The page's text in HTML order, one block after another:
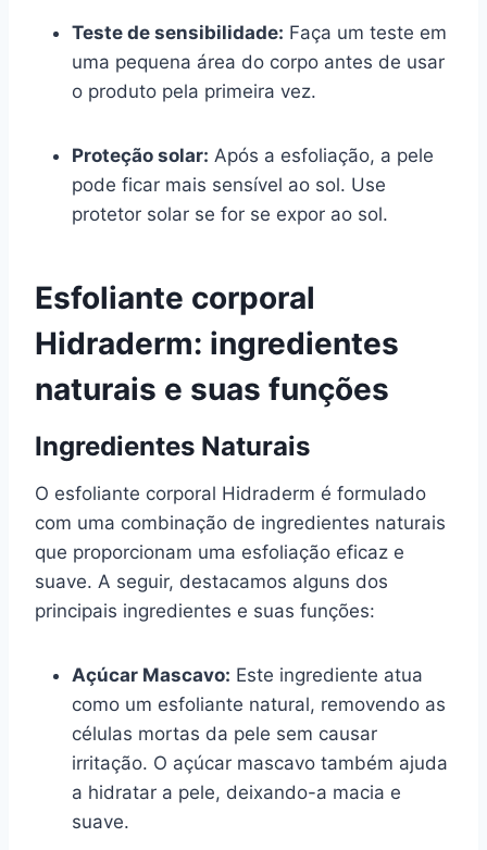
Teste de sensibilidade: Faça um teste em
uma pequena área do corpo antes de usar
o produto pela primeira vez.
Proteção solar: Após a esfoliação, a pele
pode ficar mais sensível ao sol. Use
protetor solar se for se expor ao sol.
Esfoliante corporal
Hidraderm: ingredientes
naturais e suas funções
Ingredientes Naturais
O esfoliante corporal Hidraderm é formulado
com uma combinação de ingredientes naturais
que proporcionam uma esfoliação eficaz e
suave. A seguir, destacamos alguns dos
principais ingredientes e suas funções:
Açúcar Mascavo: Este ingrediente atua
como um esfoliante natural, removendo as
células mortas da pele sem causar
irritação. O açúcar mascavo também ajuda
a hidratar a pele, deixando-a macia e
suave.